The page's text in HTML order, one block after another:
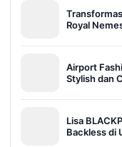
Royal
Airport
Stylish dan
Lisa
Backless di